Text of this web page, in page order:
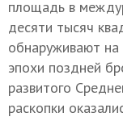
площадь в
десяти тысяч
обнаруживают
эпохи поздней
развитого
раскопки